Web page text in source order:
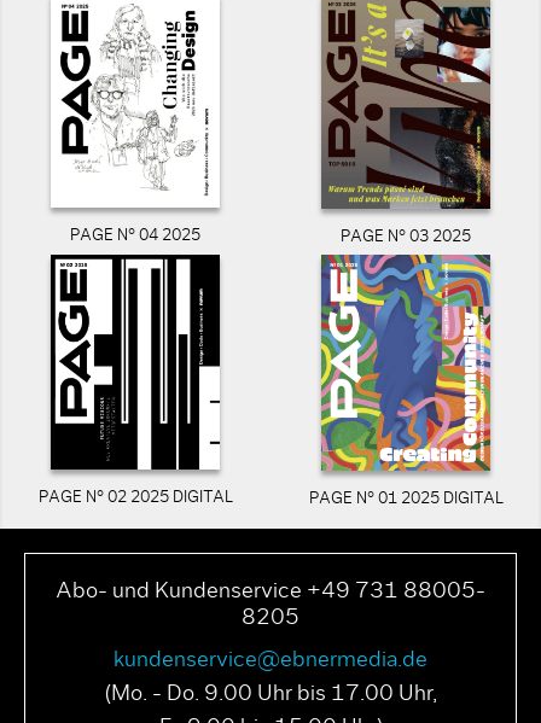
PAGE N° 04 2025 PAGE N° 03 2025
PAGE N° 02 2025 DIGITAL PAGE N° 01 2025 DIGITAL
Abo- und Kundenservice +49 731 88005-
8205
kundenservice@ebnermedia.de
(Mo. - Do. 9.00 Uhr bis 17.00 Uhr,